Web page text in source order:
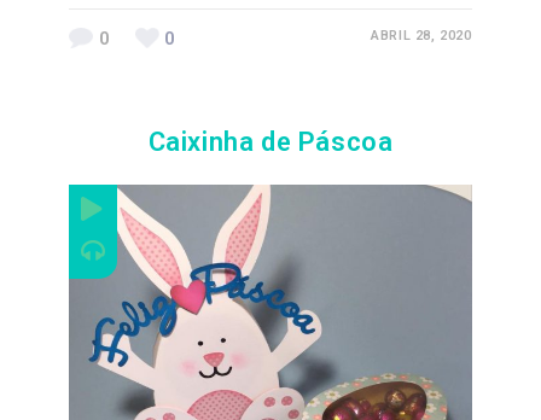
0 0 ABRIL 28, 2020
Caixinha de Páscoa